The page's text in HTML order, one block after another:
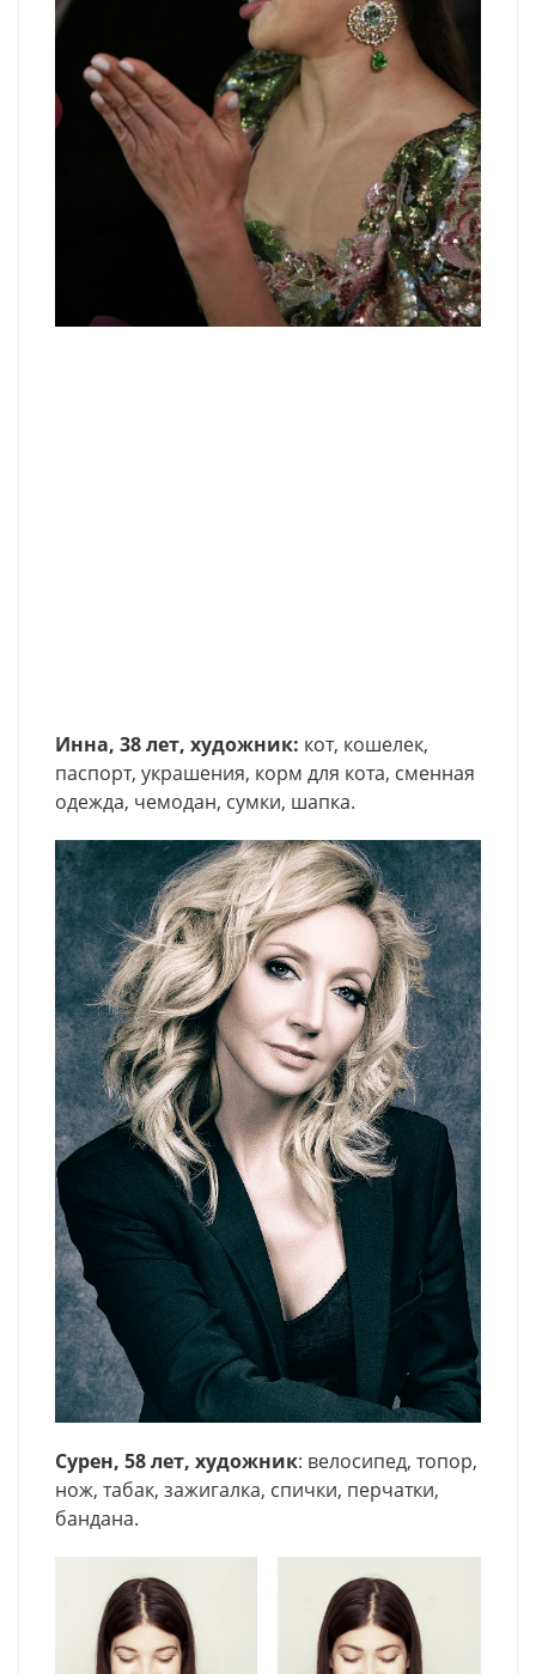
Инна, 38 лет, художник: кот, кошелек,
паспорт, украшения, корм для кота, сменная
одежда, чемодан, сумки, шапка.
Сурен, 58 лет, художник: велосипед, топор,
нож, табак, зажигалка, спички, перчатки,
бандана.